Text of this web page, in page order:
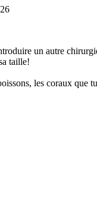
un autre
taille!
les coraux que